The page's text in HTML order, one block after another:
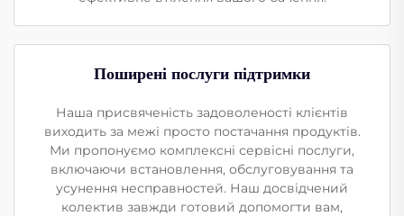
Поширені послуги підтримки
Наша присвяченість задоволеності клієнтів
виходить за межі просто постачання продуктів.
Ми пропонуємо комплексні сервісні послуги,
включаючи встановлення, обслуговування та
усунення несправностей. Наш досвідчений
колектив завжди готовий допомогти вам,